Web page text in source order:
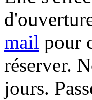
mail pour
réserver.
jours.